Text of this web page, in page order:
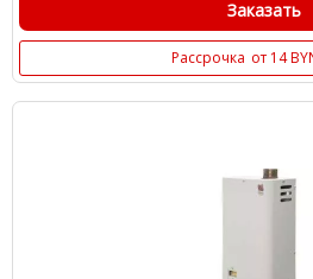
Заказать
Рассрочка от 14